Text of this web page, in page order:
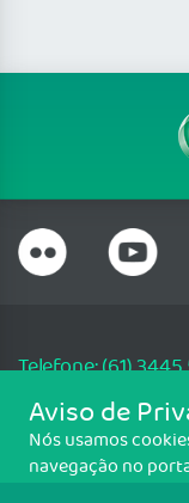
Telefone: (61)
Email:
SGAS 616, Conjunto D,
CNPJ: 33.583.550/0001-
Aviso de
Nós usamos
navegação no